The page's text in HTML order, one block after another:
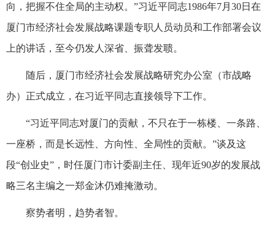
向，把握不住全局的主动权。”习近平同志1986年7月30日在
厦门市经济社会发展战略课题专职人员动员和工作部署会议
上的讲话，至今仍发人深省、振聋发聩。
随后，厦门市经济社会发展战略研究办公室（市战略
办）正式成立，在习近平同志直接领导下工作。
“习近平同志对厦门的贡献，不只在于一栋楼、一条路、
一座桥，而是长远性、方向性、全局性的贡献。”谈及这
段“创业史”，时任厦门市计委副主任、现年近90岁的发展战
略三名主编之一郑金沐仍难掩激动。
察势者明，趋势者智。